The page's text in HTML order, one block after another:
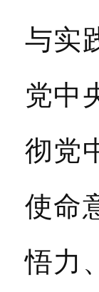
与实
党中
彻党
使命
悟力